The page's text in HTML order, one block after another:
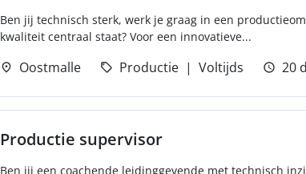
Ben jij technisch sterk, werk je graag in een
kwaliteit centraal staat? Voor een innovatieve...
Oostmalle Productie Voltijds 20
Productie supervisor
Ben jij een coachende leidinggevende met technisch